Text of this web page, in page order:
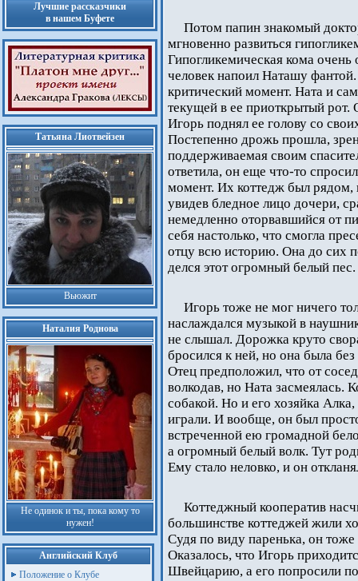
Лучшие рассказчики
в нашем Буфете
Татьяна Лиотвейзен
Вьюжит
Наталия Роднова
Не одинок и ты, пока кому то
нужен!
Английский Клуб
Положение о Клубе
Потом папин знакомый
мгновенно развиться
Гипогликемическая кома
человек напоил Наташу
критический момент. Ната и
текущей в ее приоткрытый рот.
Игорь поднял ее голову со
Постепенно дрожь прошла,
поддерживаемая своим
ответила, он еще что-то
момент. Их коттедж был рядом,
увидев бледное лицо дочери,
немедленно оторвавшийся от
себя настолько, что смогла
отцу всю историю. Она до сих
делся этот огромный белый пес.
Игорь тоже не мог ничего
наслаждался музыкой в
не слышал. Дорожка круто
бросился к ней, но она была
Отец предположил, что от
волкодав, но Ната засмеялась.
собакой. Но и его хозяйка
играли. И вообще, он был
встреченной ею громадной
а огромный белый волк. Тут
Ему стало неловко, и он
Коттеджный кооператив
большинстве коттеджей жили
Судя по виду паренька, он
Оказалось, что Игорь
Швейцарию, а его попросили